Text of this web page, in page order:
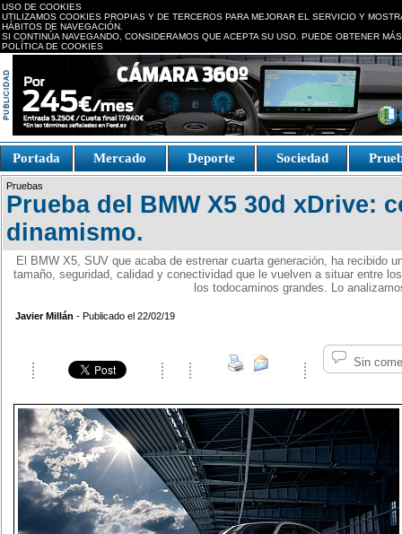
USO DE COOKIES
UTILIZAMOS COOKIES PROPIAS Y DE TERCEROS PARA MEJORAR EL SERVICIO Y
HÁBITOS DE NAVEGACIÓN.
SI CONTINÚA NAVEGANDO, CONSIDERAMOS QUE ACEPTA SU USO. PUEDE OBTENER
POLÍTICA DE COOKIES
replica watches canada
Portada Mercado Deporte Sociedad
Fake Watches
replica-
watch.is
Pruebas
Prueba del BMW X5 30d xDrive:
dinamismo.
El BMW X5, SUV que acaba de estrenar cuarta generación, ha recibido
tamaño, seguridad, calidad y conectividad que le vuelven a situar entre
los todocaminos grandes. Lo
Javier Millán - Publicado el 22/02/19
Sin